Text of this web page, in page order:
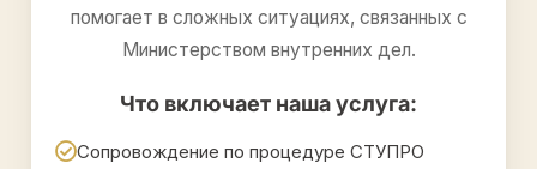
помогает в сложных ситуациях, связанных с
Министерством внутренних дел.
Что включает наша услуга:
Сопровождение по процедуре СТУПРО